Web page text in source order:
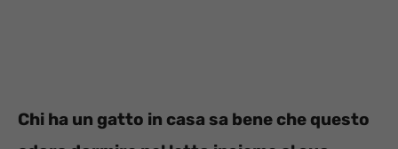
Chi ha un gatto in casa sa bene che questo